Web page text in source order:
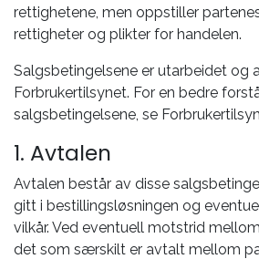
rettighetene, men oppstiller
rettigheter og plikter for handelen.
Salgsbetingelsene er utarbeidet og
Forbrukertilsynet. For en bedre
salgsbetingelsene, se
1. Avtalen
Avtalen består av disse
gitt i bestillingsløsningen og
vilkår. Ved eventuell motstrid
det som særskilt er avtalt mellom